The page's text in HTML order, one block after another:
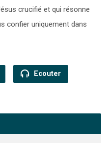
crucifié et qui résonne
confier uniquement dans
Ecouter